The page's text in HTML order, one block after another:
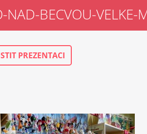
BECVOU-VELKE-
PREZENTACI